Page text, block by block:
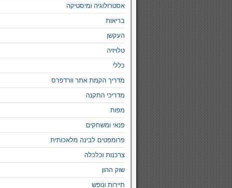
אסטרולוגיה ומיסטיקה
בריאות
העקשן
טלויזיה
כללי
מדריך הקמת אתר וורדפרס
מדריכי התקנה
מפות
פנאי ומשחקים
פרומפטים לבינה מלאכותית
צרכנות וכלכלה
שוק ההון
תיירות ונופש